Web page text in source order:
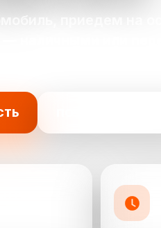
приедем на